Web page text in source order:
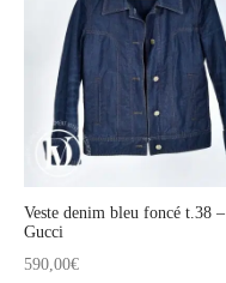
Veste denim bleu foncé t.38 –
Gucci
590,00€